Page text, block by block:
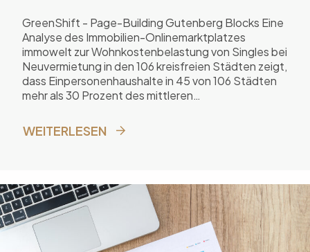
GreenShift - Page-Building Gutenberg Blocks Eine
Analyse des Immobilien-Onlinemarktplatzes
immowelt zur Wohnkostenbelastung von Singles bei
Neuvermietung in den 106 kreisfreien Städten zeigt,
dass Einpersonenhaushalte in 45 von 106 Städten
mehr als 30 Prozent des mittleren
müssen. In München ist die Belastung mit 40
Prozent am höchsten.
WEITERLESEN